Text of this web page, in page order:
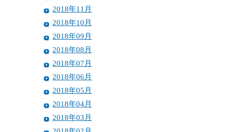
2018年11月
2018年10月
2018年09月
2018年08月
2018年07月
2018年06月
2018年05月
2018年04月
2018年03月